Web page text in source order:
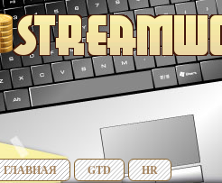
ГЛАВНАЯ GTD HR